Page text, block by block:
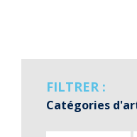
FILTRER :
Catégories